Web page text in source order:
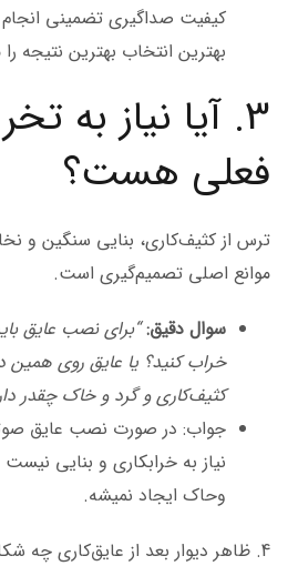
کیفیت صداگیری تضمینی
بهترین انتخاب بهترین نتیجه
3. آیا نیاز به
فعلی هست؟
ترس از کثیف‌کاری، بنایی سنگین و
موانع اصلی تصمیم‌گیری است.
سوال دقیق: “برای نصب عایق
خراب کنید؟ یا عایق روی همین
کثیف‌کاری و گرد و خاک چقدر
جواب: در صورت نصب عایق
نیاز به خرابکاری و بنایی
وحاک ایجاد نمیشه.
4. ظاهر دیوار بعد از عایق‌کاری چه شکلی می‌شود؟